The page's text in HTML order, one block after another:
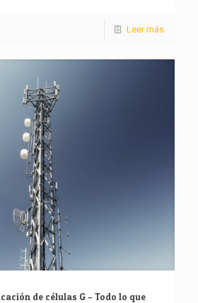
Leer más
de células G – Todo lo que